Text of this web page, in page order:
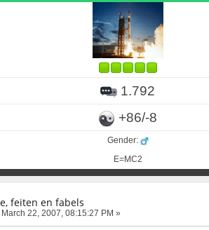
1.792
+86/-8
Gender:
E=MC2
feiten en fabels
March 22, 2007, 08:15:27 PM »